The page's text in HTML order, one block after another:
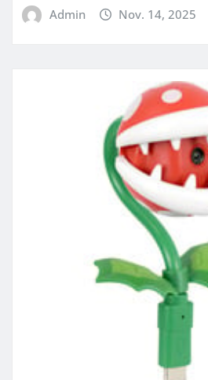
Admin Nov. 14, 2025